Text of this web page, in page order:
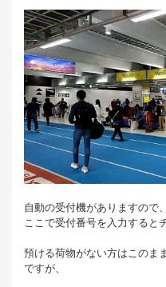
自動の受付機がありますので、
ここで受付番号を入力すると
預ける荷物がない方はこのま
ですが、